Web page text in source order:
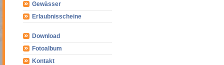
Gewässer
Erlaubnisscheine
Download
Fotoalbum
Kontakt